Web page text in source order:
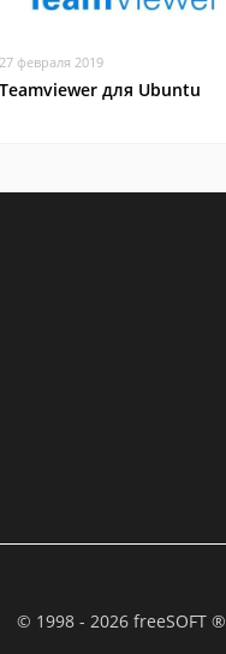
27 февраля 2019
Teamviewer для Ubuntu
© 1998 - 2026 freeSOFT ®